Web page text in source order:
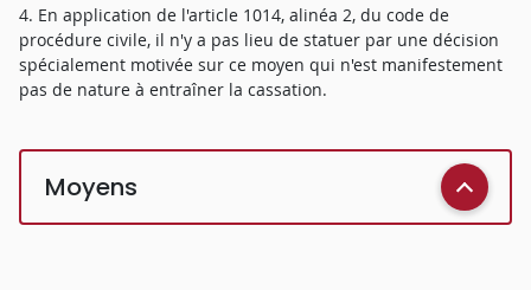
4. En application de l'article 1014, alinéa 2, du code de
procédure civile, il n'y a pas lieu de statuer par une décision
spécialement motivée sur ce moyen qui n'est manifestement
pas de nature à entraîner la cassation.
Moyens